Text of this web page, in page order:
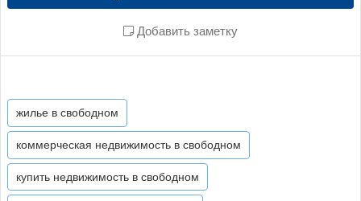
Добавить заметку
жилье в свободном
коммерческая недвижимость в свободном
купить недвижимость в свободном